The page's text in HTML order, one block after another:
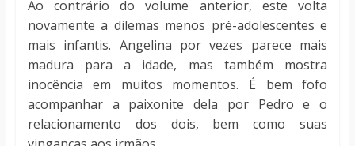
Ao contrário do volume anterior, este volta
novamente a dilemas menos pré-adolescentes e
mais infantis. Angelina por vezes parece mais
madura para a idade, mas também mostra
inocência em muitos momentos. É bem fofo
acompanhar a paixonite dela por Pedro e o
relacionamento dos dois, bem como suas